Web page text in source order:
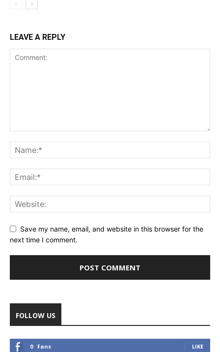
LEAVE A REPLY
Save my name, email, and website in this browser for the
next time I comment.
FOLLOW US
0 Fans LIKE